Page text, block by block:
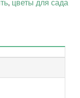
, цветы для сада